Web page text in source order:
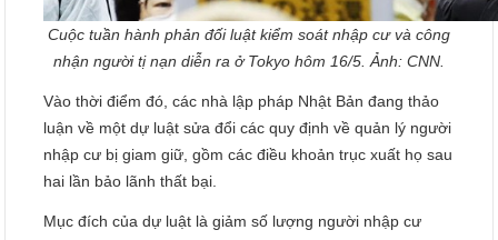
Cuộc tuần hành phản đối luật kiểm soát nhập cư và công
nhận người tị nạn diễn ra ở Tokyo hôm 16/5. Ảnh: CNN.
Vào thời điểm đó, các nhà lập pháp Nhật Bản đang thảo
luận về một dự luật sửa đổi các quy định về quản lý người
nhập cư bị giam giữ, gồm các điều khoản trục xuất họ sau
hai lần bảo lãnh thất bại.
Mục đích của dự luật là giảm số lượng người nhập cư